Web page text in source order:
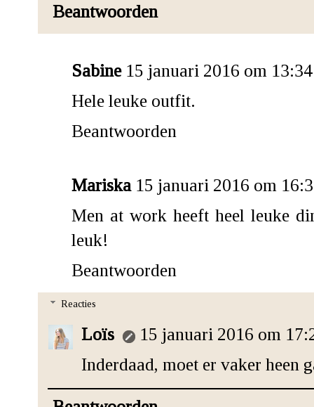
Beantwoorden
Sabine 15 januari 2016 om 13:34
Hele leuke outfit.
Beantwoorden
Mariska 15 januari 2016 om
Men at work heeft heel leuke
leuk!
Beantwoorden
Reacties
Loïs
15 januari 2016 om
Inderdaad, moet er vaker heen